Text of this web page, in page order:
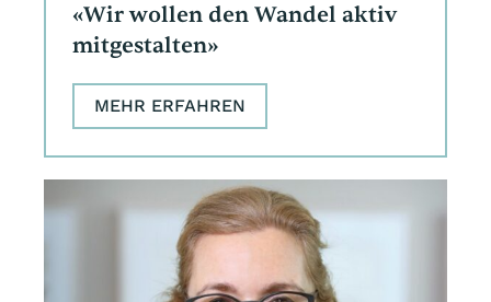
«Wir wollen den Wandel aktiv
mitgestalten»
MEHR ERFAHREN